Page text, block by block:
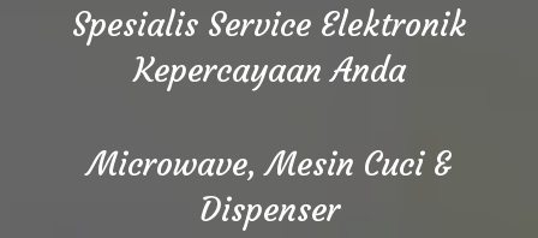
Spesialis Service Elektronik
Kepercayaan Anda
Microwave, Mesin Cuci &
Dispenser